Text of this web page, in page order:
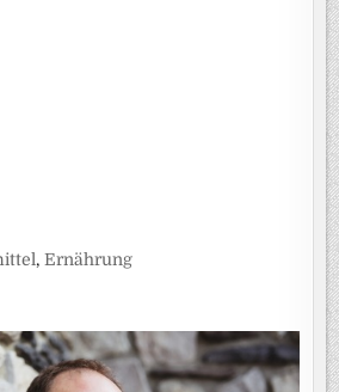
,Ernährung